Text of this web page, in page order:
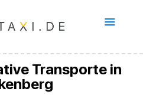
Transporte in